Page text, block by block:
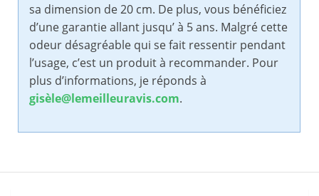
sa dimension de 20 cm. De plus, vous bénéficiez
d’une garantie allant jusqu’ à 5 ans. Malgré cette
odeur désagréable qui se fait ressentir pendant
l’usage, c’est un produit à recommander. Pour
plus d’informations, je réponds à
gisèle@lemeilleuravis.com.